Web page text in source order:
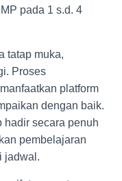
pada 1 s.d. 4
tatap muka,
Proses
platform
dengan baik.
hadir secara penuh
pembelajaran
jadwal.